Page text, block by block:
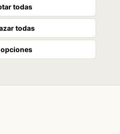
todas
todas